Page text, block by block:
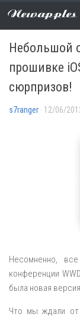
Newapples
НОВОСТИ/
Небольшой
прошивке
сюрпризов!
s7ranger · 12/06/
Несомненно,
конференции
была новая
Что мы ждали от